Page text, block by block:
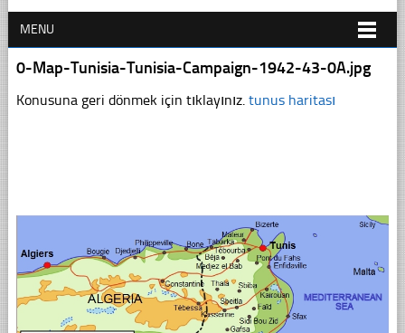
MENU
0-Map-Tunisia-Tunisia-Campaign-1942-43-0A.jpg
Konusuna geri dönmek için tıklayınız. tunus haritası